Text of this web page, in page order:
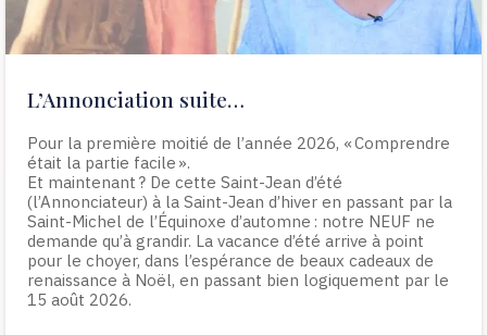
L’Annonciation suite…
Pour la première moitié de l’année 2026, « Comprendre
était la partie facile ».
Et maintenant ? De cette Saint-Jean d’été
(l’Annonciateur) à la Saint-Jean d’hiver en passant par la
Saint-Michel de l’Équinoxe d’automne : notre NEUF ne
demande qu’à grandir. La vacance d’été arrive à point
pour le choyer, dans l’espérance de beaux cadeaux de
renaissance à Noël, en passant bien logiquement par le
15 août 2026.